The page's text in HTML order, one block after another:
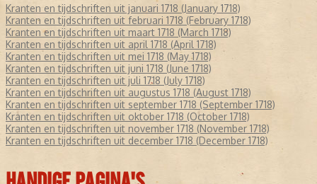
Kranten en tijdschriften uit januari 1718 (January 1718)
Kranten en tijdschriften uit februari 1718 (February 1718)
Kranten en tijdschriften uit maart 1718 (March 1718)
Kranten en tijdschriften uit april 1718 (April 1718)
Kranten en tijdschriften uit mei 1718 (May 1718)
Kranten en tijdschriften uit juni 1718 (June 1718)
Kranten en tijdschriften uit juli 1718 (July 1718)
Kranten en tijdschriften uit augustus 1718 (August 1718)
Kranten en tijdschriften uit september 1718 (September 1718)
Kranten en tijdschriften uit oktober 1718 (October 1718)
Kranten en tijdschriften uit november 1718 (November 1718)
Kranten en tijdschriften uit december 1718 (December 1718)